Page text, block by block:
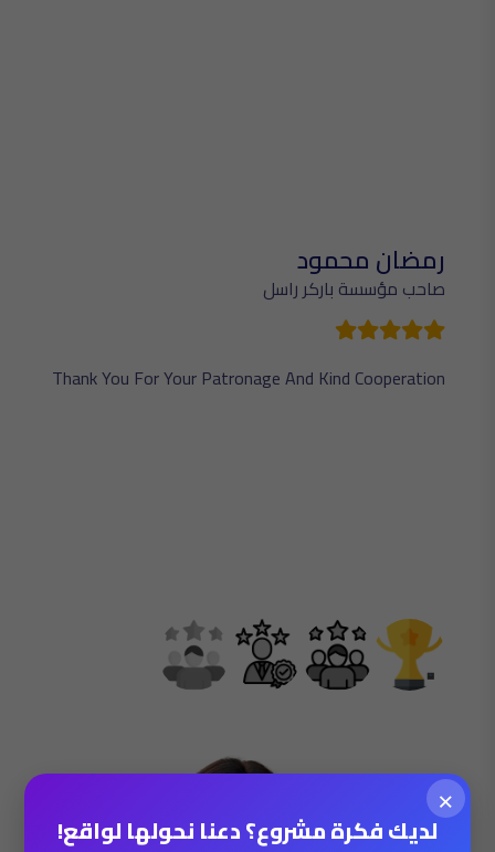
×
لديك فكرة مشروع؟ دعنا نحولها لواقع!
رمضان محمود
صاحب مؤسسة باركر راسل
Thank You For Your Patronage And Kind Cooperation